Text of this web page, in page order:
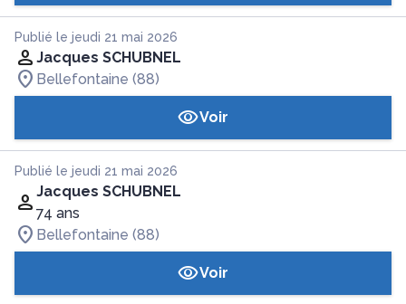
Publié le jeudi 21 mai 2026
Jacques SCHUBNEL
Bellefontaine (88)
Voir
Publié le jeudi 21 mai 2026
Jacques SCHUBNEL
74 ans
Bellefontaine (88)
Voir